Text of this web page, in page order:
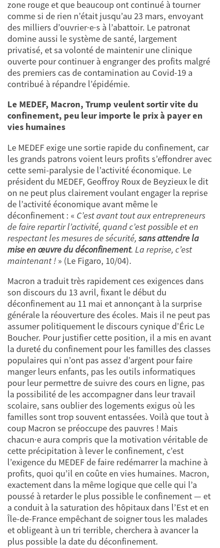
zone rouge et que beaucoup ont continué à tourner
comme si de rien n’était jusqu’au 23 mars, envoyant
des milliers d’ouvrier·e·s à l’abattoir. Le patronat
domine aussi le système de santé, largement
privatisé, et sa volonté de maintenir une clinique
ouverte pour continuer à engranger des profits malgré
des premiers cas de contamination au Covid-19 a
contribué à répandre l’épidémie.
Le MEDEF, Macron, Trump veulent sortir vite du
confinement, peu leur importe le prix à payer en
vies humaines
Le MEDEF exige une sortie rapide du confinement, car
les grands patrons voient leurs profits s’effondrer avec
cette semi-paralysie de l’activité économique. Le
président du MEDEF, Geoffroy Roux de Beyzieux le dit
on ne peut plus clairement voulant engager la reprise
de l’activité économique avant même le
déconfinement : « C’est avant tout aux entrepreneurs
de faire repartir l’activité, quand c’est possible et en
respectant les mesures de sécurité, sans attendre la
mise en œuvre du déconfinement. La reprise, c’est
maintenant ! » (Le Figaro, 10/04).
Macron a traduit très rapidement ces exigences dans
son discours du 13 avril, fixant le début du
déconfinement au 11 mai et annonçant à la surprise
générale la réouverture des écoles. Mais il ne peut pas
assumer politiquement le discours cynique d’Éric Le
Boucher. Pour justifier cette position, il a mis en avant
la dureté du confinement pour les familles des classes
populaires qui n’ont pas assez d’argent pour faire
manger leurs enfants, pas les outils informatiques
pour leur permettre de suivre des cours en ligne, pas
la possibilité de les accompagner dans leur travail
scolaire, sans oublier des logements exigus où les
familles sont trop souvent entassées. Voilà que tout à
coup Macron se préoccupe des pauvres ! Mais
chacun·e aura compris que la motivation véritable de
cette précipitation à lever le confinement, c’est
l’exigence du MEDEF de faire redémarrer la machine à
profits, quoi qu’il en coûte en vies humaines. Macron,
exactement dans la même logique que celle qui l’a
poussé à retarder le plus possible le confinement — et
a conduit à la saturation des hôpitaux dans l’Est et en
Île-de-France empêchant de soigner tous les malades
et obligeant à un tri terrible, cherchera à avancer la
plus possible la date du déconfinement.